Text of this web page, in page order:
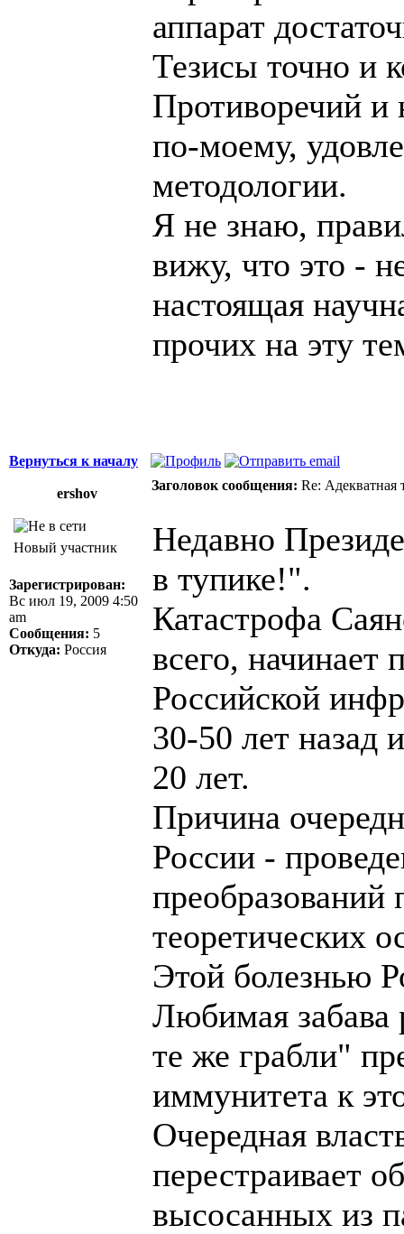
аппарат
Тезисы точно и
Противоречий и
по-моему,
методологии.
Я не знаю,
вижу, что это -
настоящая
прочих на эту
Вернуться к началу
ershov
Заголовок сообщения: Re: Адекватная
Новый участник
Зарегистрирован:
Вс июл 19, 2009 4:50
am
Сообщения: 5
Откуда: Россия
Недавно
в тупике!".
Катастрофа
всего, начинает
Российской
30-50 лет назад
20 лет.
Причина
России -
преобразований
теоретических
Этой болезнью
Любимая забава
те же грабли"
иммунитета к
Очередная
перестраивает
высосанных из